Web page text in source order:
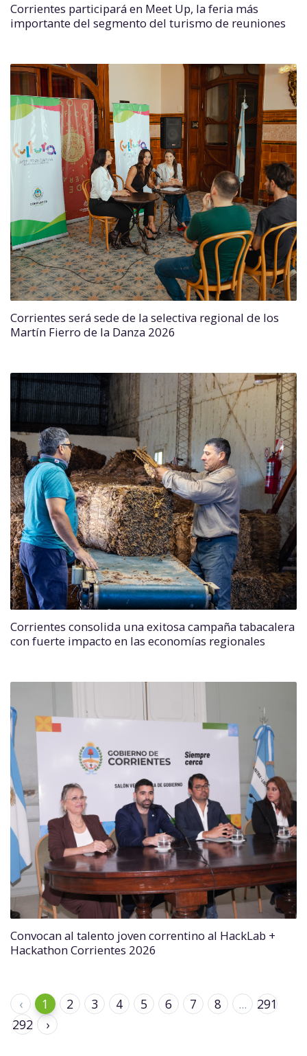
Corrientes participará en Meet Up, la feria más
importante del segmento del turismo de reuniones
Corrientes será sede de la selectiva regional de los
Martín Fierro de la Danza 2026
Corrientes consolida una exitosa campaña tabacalera
con fuerte impacto en las economías regionales
Convocan al talento joven correntino al HackLab +
Hackathon Corrientes 2026
‹ 1 2 3 4 5 6 7 8 ...
291
292
›